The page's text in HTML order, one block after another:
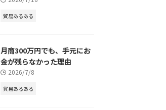
貿易あるある
月商300万円でも、手元にお
金が残らなかった理由
2026/7/8
貿易あるある